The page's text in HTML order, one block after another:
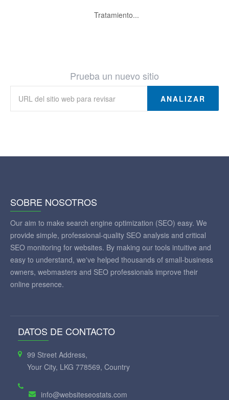
Tratamiento...
Prueba un nuevo sitio
ANALIZAR
SOBRE NOSOTROS
Our aim to make search engine optimization (SEO) easy. We
provide simple, professional-quality SEO analysis and critical
SEO monitoring for websites. By making our tools intuitive and
easy to understand, we've helped thousands of small-business
owners, webmasters and SEO professionals improve their
online presence.
DATOS DE CONTACTO
99 Street Address,
Your City, LKG 778569, Country
info@websiteseostats.com